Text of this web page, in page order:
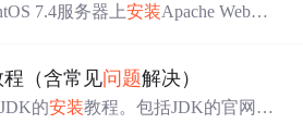
7.4服务器上安装Apache Web服
安装 Apache服务器的步骤。
程（含常见问题解决）
JDK的安装教程。包括JDK的官网和